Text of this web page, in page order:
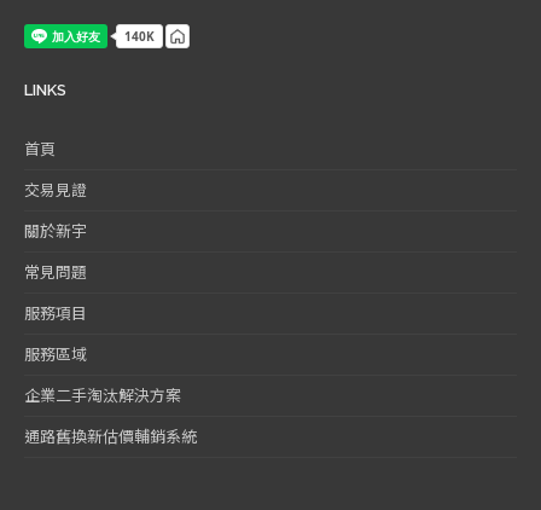
LINKS
首頁
交易見證
關於新宇
常見問題
服務項目
服務區域
企業二手淘汰解決方案
通路舊換新估價輔銷系統